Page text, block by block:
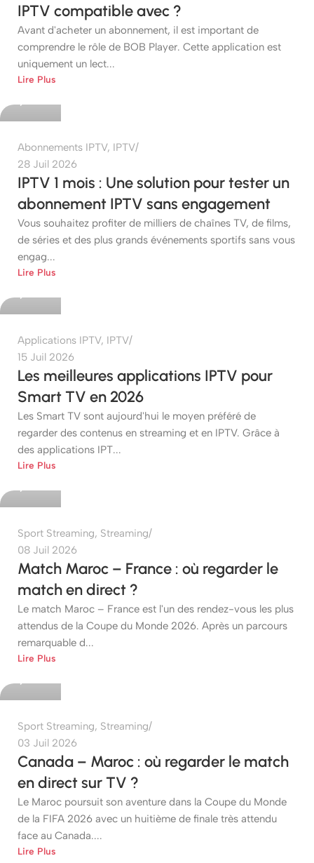
IPTV compatible avec ?
Avant d'acheter un abonnement, il est important de
comprendre le rôle de BOB Player. Cette application est
uniquement un lect...
Lire Plus
etshop
Abonnements IPTV, IPTV
28 Juil 2026
IPTV 1 mois : Une solution pour tester un
abonnement IPTV sans engagement
Vous souhaitez profiter de milliers de chaînes TV, de films,
de séries et des plus grands événements sportifs sans vous
engag...
Lire Plus
etshop
Applications IPTV, IPTV
15 Juil 2026
Les meilleures applications IPTV pour
Smart TV en 2026
Les Smart TV sont aujourd'hui le moyen préféré de
regarder des contenus en streaming et en IPTV. Grâce à
des applications IPT...
Lire Plus
etshop
Sport Streaming, Streaming
08 Juil 2026
Match Maroc – France : où regarder le
match en direct ?
Le match Maroc – France est l'un des rendez-vous les plus
attendus de la Coupe du Monde 2026. Après un parcours
remarquable d...
Lire Plus
etshop
Sport Streaming, Streaming
03 Juil 2026
Canada – Maroc : où regarder le match
en direct sur TV ?
Le Maroc poursuit son aventure dans la Coupe du Monde
de la FIFA 2026 avec un huitième de finale très attendu
face au Canada....
Lire Plus
etshop